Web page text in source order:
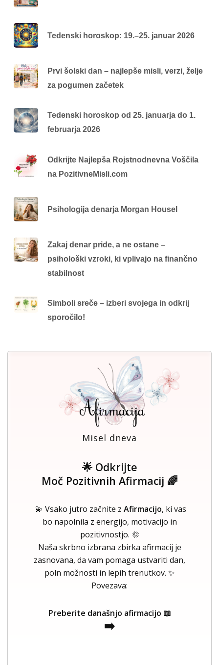
Tedenski horoskop: 19.–25. januar 2026
Prvi šolski dan – najlepše misli, verzi, želje
za pogumen začetek
Tedenski horoskop od 25. januarja do 1.
februarja 2026
Odkrijte Najlepša Rojstnodnevna Voščila
na PozitivneMisli.com
Psihologija denarja Morgan Housel
Zakaj denar pride, a ne ostane –
psihološki vzroki, ki vplivajo na finančno
stabilnost
Simboli sreče – izberi svojega in odkrij
sporočilo!
Misel dneva
🌟 Odkrijte
Moč Pozitivnih Afirmacij 🌈
💫 Vsako jutro začnite z Afirmacijo, ki vas
bo napolnila z energijo, motivacijo in
pozitivnostjo. 🌞
Naša skrbno izbrana zbirka afirmacij je
zasnovana, da vam pomaga ustvariti dan,
poln možnosti in lepih trenutkov. ✨
Povezava:
Preberite današnjo afirmacijo 📖
➡️